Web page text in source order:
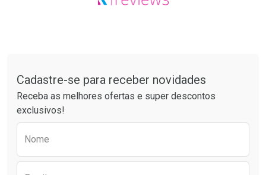
Cadastre-se para receber novidades
Receba as melhores ofertas e super descontos
exclusivos!
Nome